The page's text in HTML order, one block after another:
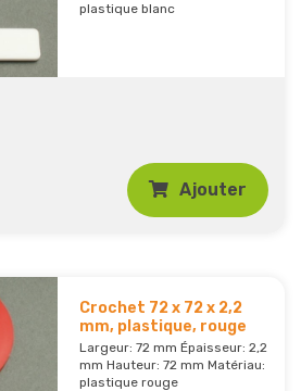
plastique blanc
Ajouter
Crochet 72 x 72 x 2,2
mm, plastique, rouge
Largeur: 72 mm Épaisseur: 2,2
mm Hauteur: 72 mm Matériau:
plastique rouge